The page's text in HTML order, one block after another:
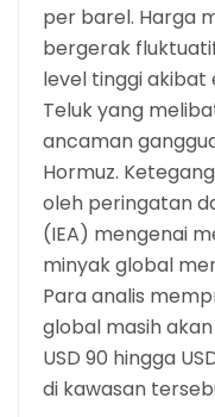
per barel. Harga
bergerak
level tinggi akibat
Teluk yang
ancaman
Hormuz.
oleh peringatan
(IEA) mengenai
minyak global
Para analis
global masih
USD 90 hingga
di kawasan